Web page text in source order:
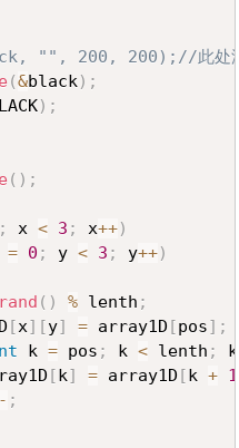
"", 200, 200);//此处添
(&black) ;
) ;
( ) ;
; x < 3 ; x++)
= 0 ; y < 3 ; y++)
rand ( ) % lenth ;
[x] [y] = array1D [pos] ;
k = pos ; k < lenth ; k
[ k] = array1D [ k + 1
;